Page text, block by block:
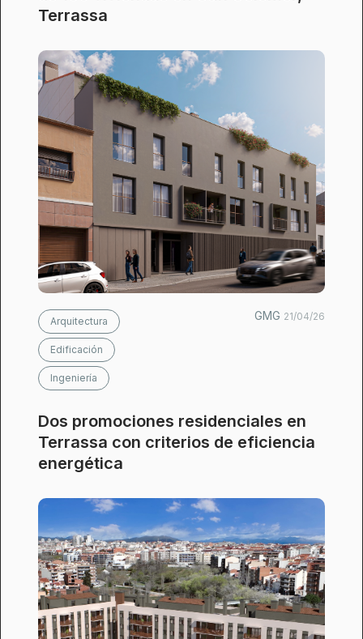
Terrassa
Arquitectura
Edificación
Ingeniería
GMG 21/04/26
Dos promociones residenciales en
Terrassa con criterios de eficiencia
energética